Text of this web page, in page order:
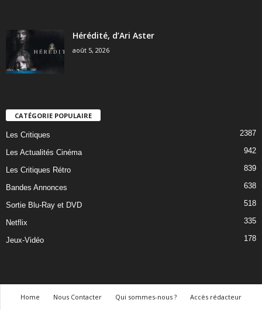
Hérédité, d’Ari Aster
août 5, 2026
CATÉGORIE POPULAIRE
Les Critiques 2387
Les Actualités Cinéma 942
Les Critiques Rétro 839
Bandes Annonces 638
Sortie Blu-Ray et DVD 518
Netflix 335
Jeux-Vidéo 178
Home Nous Contacter Qui sommes-nous ?
Accès rédacteur